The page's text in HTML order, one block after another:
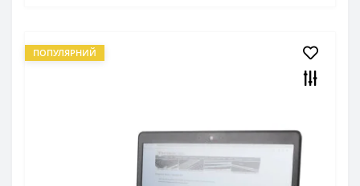
ПОПУЛЯРНИЙ